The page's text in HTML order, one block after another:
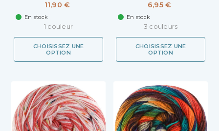
11,90 €
En stock
1 couleur
CHOISISSEZ UNE
OPTION
6,95 €
En stock
3 couleurs
CHOISISSEZ UNE
OPTION